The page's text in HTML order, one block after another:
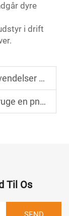
dyre
i drift
i industrien?
for en manuel?
Til Os